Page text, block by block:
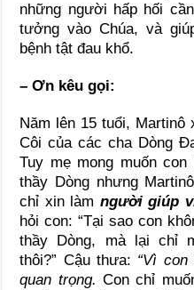
những người hấp hối
tưởng vào Chúa, và
bệnh tật đau khổ.
– Ơn kêu gọi:
Năm lên 15 tuổi, Martinô
Côi của các cha Dòng
Tuy mẹ mong muốn
thầy Dòng nhưng
chỉ xin làm người giúp
hỏi con: “Tại sao con
thầy Dòng, mà lại chỉ
thôi?” Cậu thưa: “Vì
quan trọng. Con chỉ